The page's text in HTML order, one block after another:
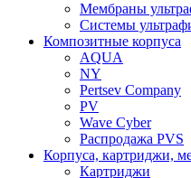
Мембраны
Системы
Композитные корпуса
AQUA
NY
Pertsev Company
PV
Wave Cyber
Распродажа PVS
Корпуса, картриджи,
Картриджи